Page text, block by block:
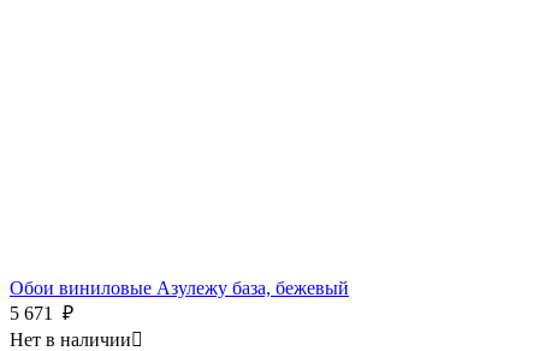
Обои виниловые Азулежу база, бежевый
5 671
₽
Нет в наличии